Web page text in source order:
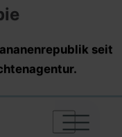
seit
|
|
|